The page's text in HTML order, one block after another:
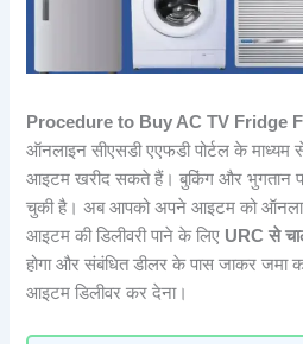
Procedure to Buy AC TV Fridge
ऑनलाइन सीएसडी एएफडी पोर्टल के
आइटम खरीद सकते हैं। बुकिंग और भुगतान
चुकी है। अब आपको अपने आइटम को
आइटम की डिलीवरी पाने के लिए URC से
होगा और संबंधित डीलर के पास जाकर
आइटम डिलीवर कर देना।